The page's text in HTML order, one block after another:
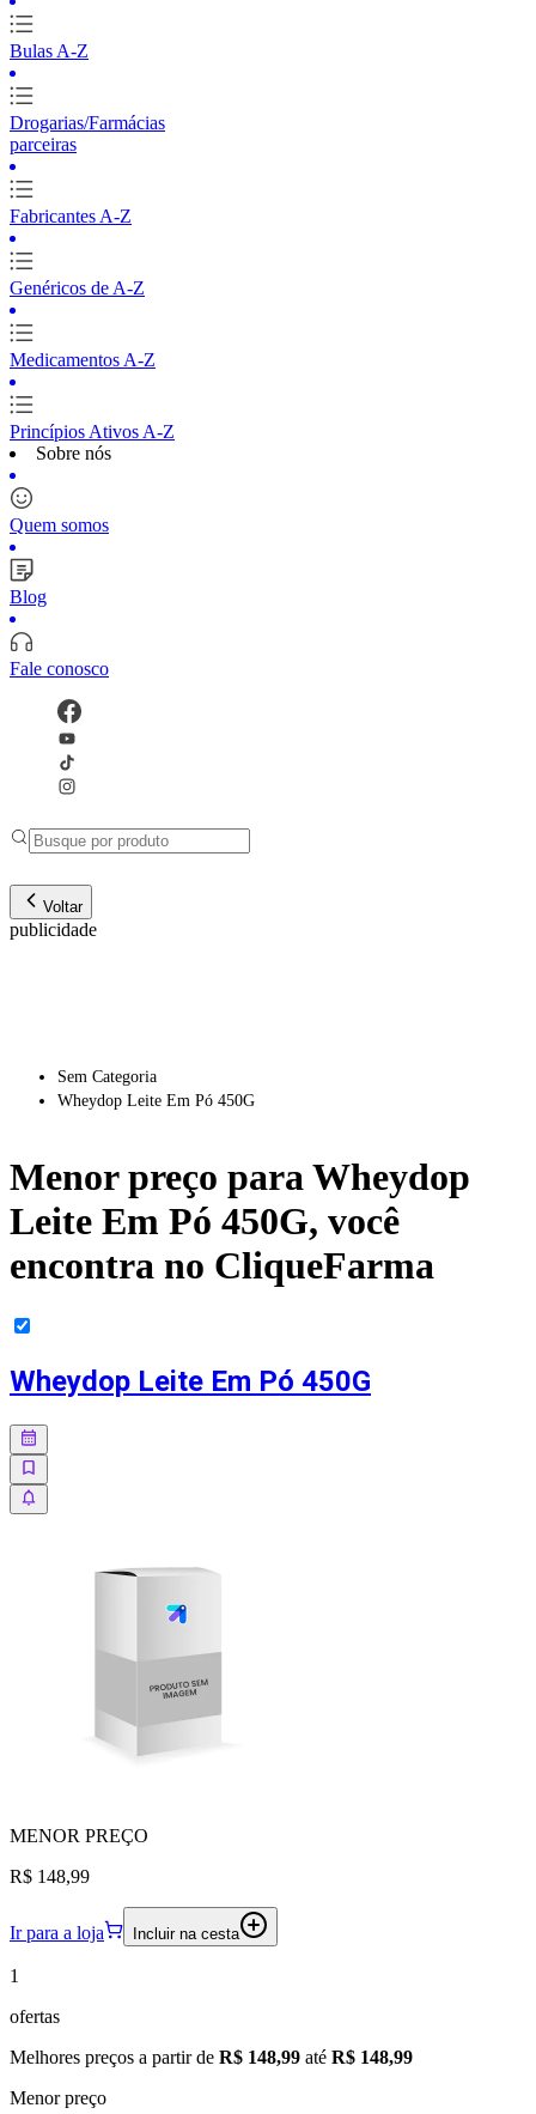
Bulas A-Z
Drogarias/Farmácias
parceiras
Fabricantes A-Z
Genéricos de A-Z
Medicamentos A-Z
Princípios Ativos A-Z
Sobre nós
Quem somos
Blog
Fale conosco
Voltar
publicidade
Sem Categoria
Wheydop Leite Em Pó 450G
Menor preço paraWheydop
Leite Em Pó 450G, você
encontra no CliqueFarma
Wheydop Leite Em Pó 450G
MENOR PREÇO
R$ 148,99
Ir para a loja Incluir na cesta
1
ofertas
Melhores preços a partir de R$ 148,99 até R$ 148,99
Menor preço